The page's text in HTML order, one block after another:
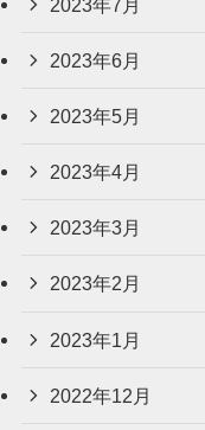
2023年6月
2023年5月
2023年4月
2023年3月
2023年2月
2023年1月
2022年12月